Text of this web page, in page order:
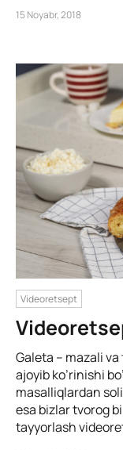
15 Noyabr, 2018
Videoretsept
Galeta – mazali
ajoyib ko’rinishi
masalliqlardan
esa bizlar tvorog
tayyorlash